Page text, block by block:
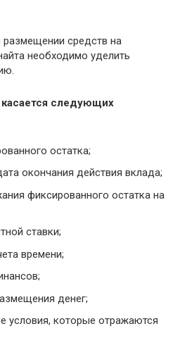
средств на
необходимо уделить
следующих
остатка;
окончания действия вклада;
фиксированного остатка на
ставки;
времени;
денег;
условия, которые отражаются